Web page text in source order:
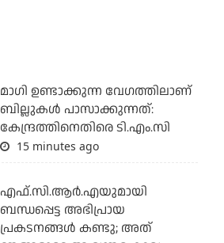
മാഗി ഉണ്ടാക്കുന്ന വേഗത്തിലാണ്
ബില്ലുകള്‍ പാസാക്കുന്നത്:
കേന്ദ്രത്തിനെതിരെ ടി.എം.സി
15 minutes ago
എഫ്.സി.ആര്‍.എയുമായി
ബന്ധപ്പെട്ട അഭിപ്രായ
പ്രകടനങ്ങള്‍ കണ്ടു; അത്